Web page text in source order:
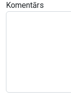
Komentārs